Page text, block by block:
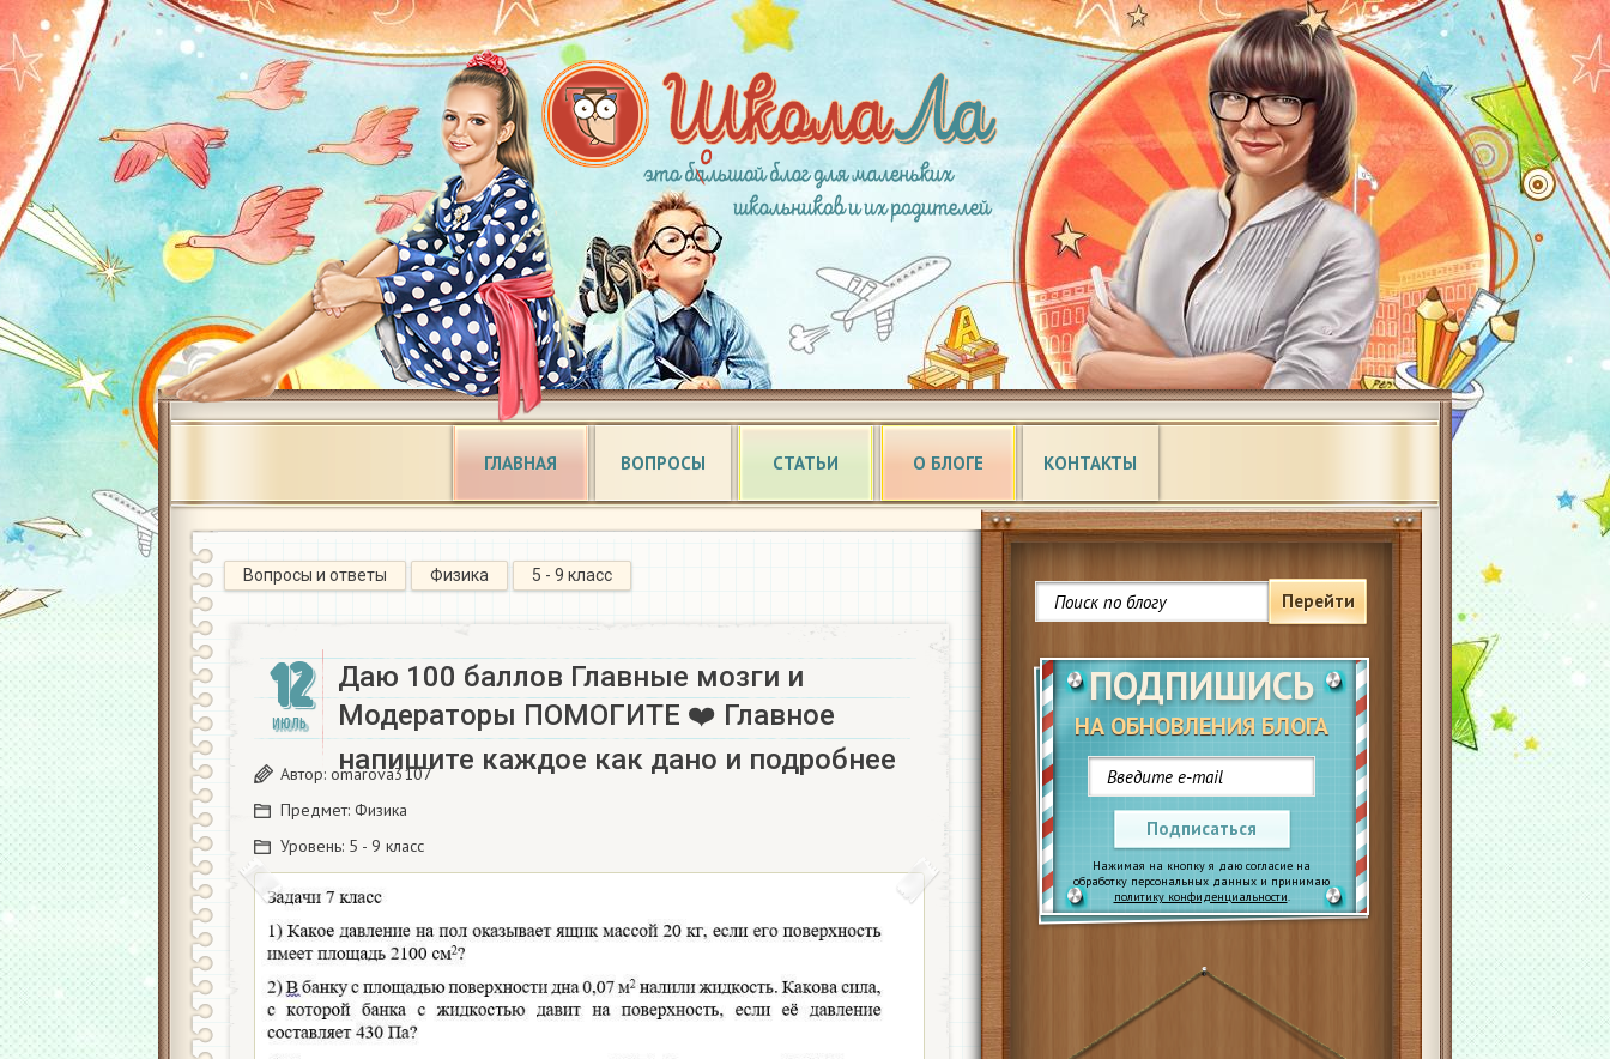
ГЛАВНАЯ ВОПРОСЫ СТАТЬИ О БЛОГЕ КОНТАКТЫ
Перейти
ПОДПИШИСЬ
НА ОБНОВЛЕНИЯ БЛОГА
Подписаться
Нажимая на кнопку я даю согласие на
обработку персональных данных и принимаю
политику конфиденциальности.
Вопросы и ответы Физика 5 - 9 класс
12
ИЮЛЬ
Даю 100 баллов Главные мозги и
Модераторы ПОМОГИТЕ ❤️ Главное
напишите каждое как дано и подробнее
Автор: omarova3107
Предмет: Физика
Уровень: 5 - 9 класс